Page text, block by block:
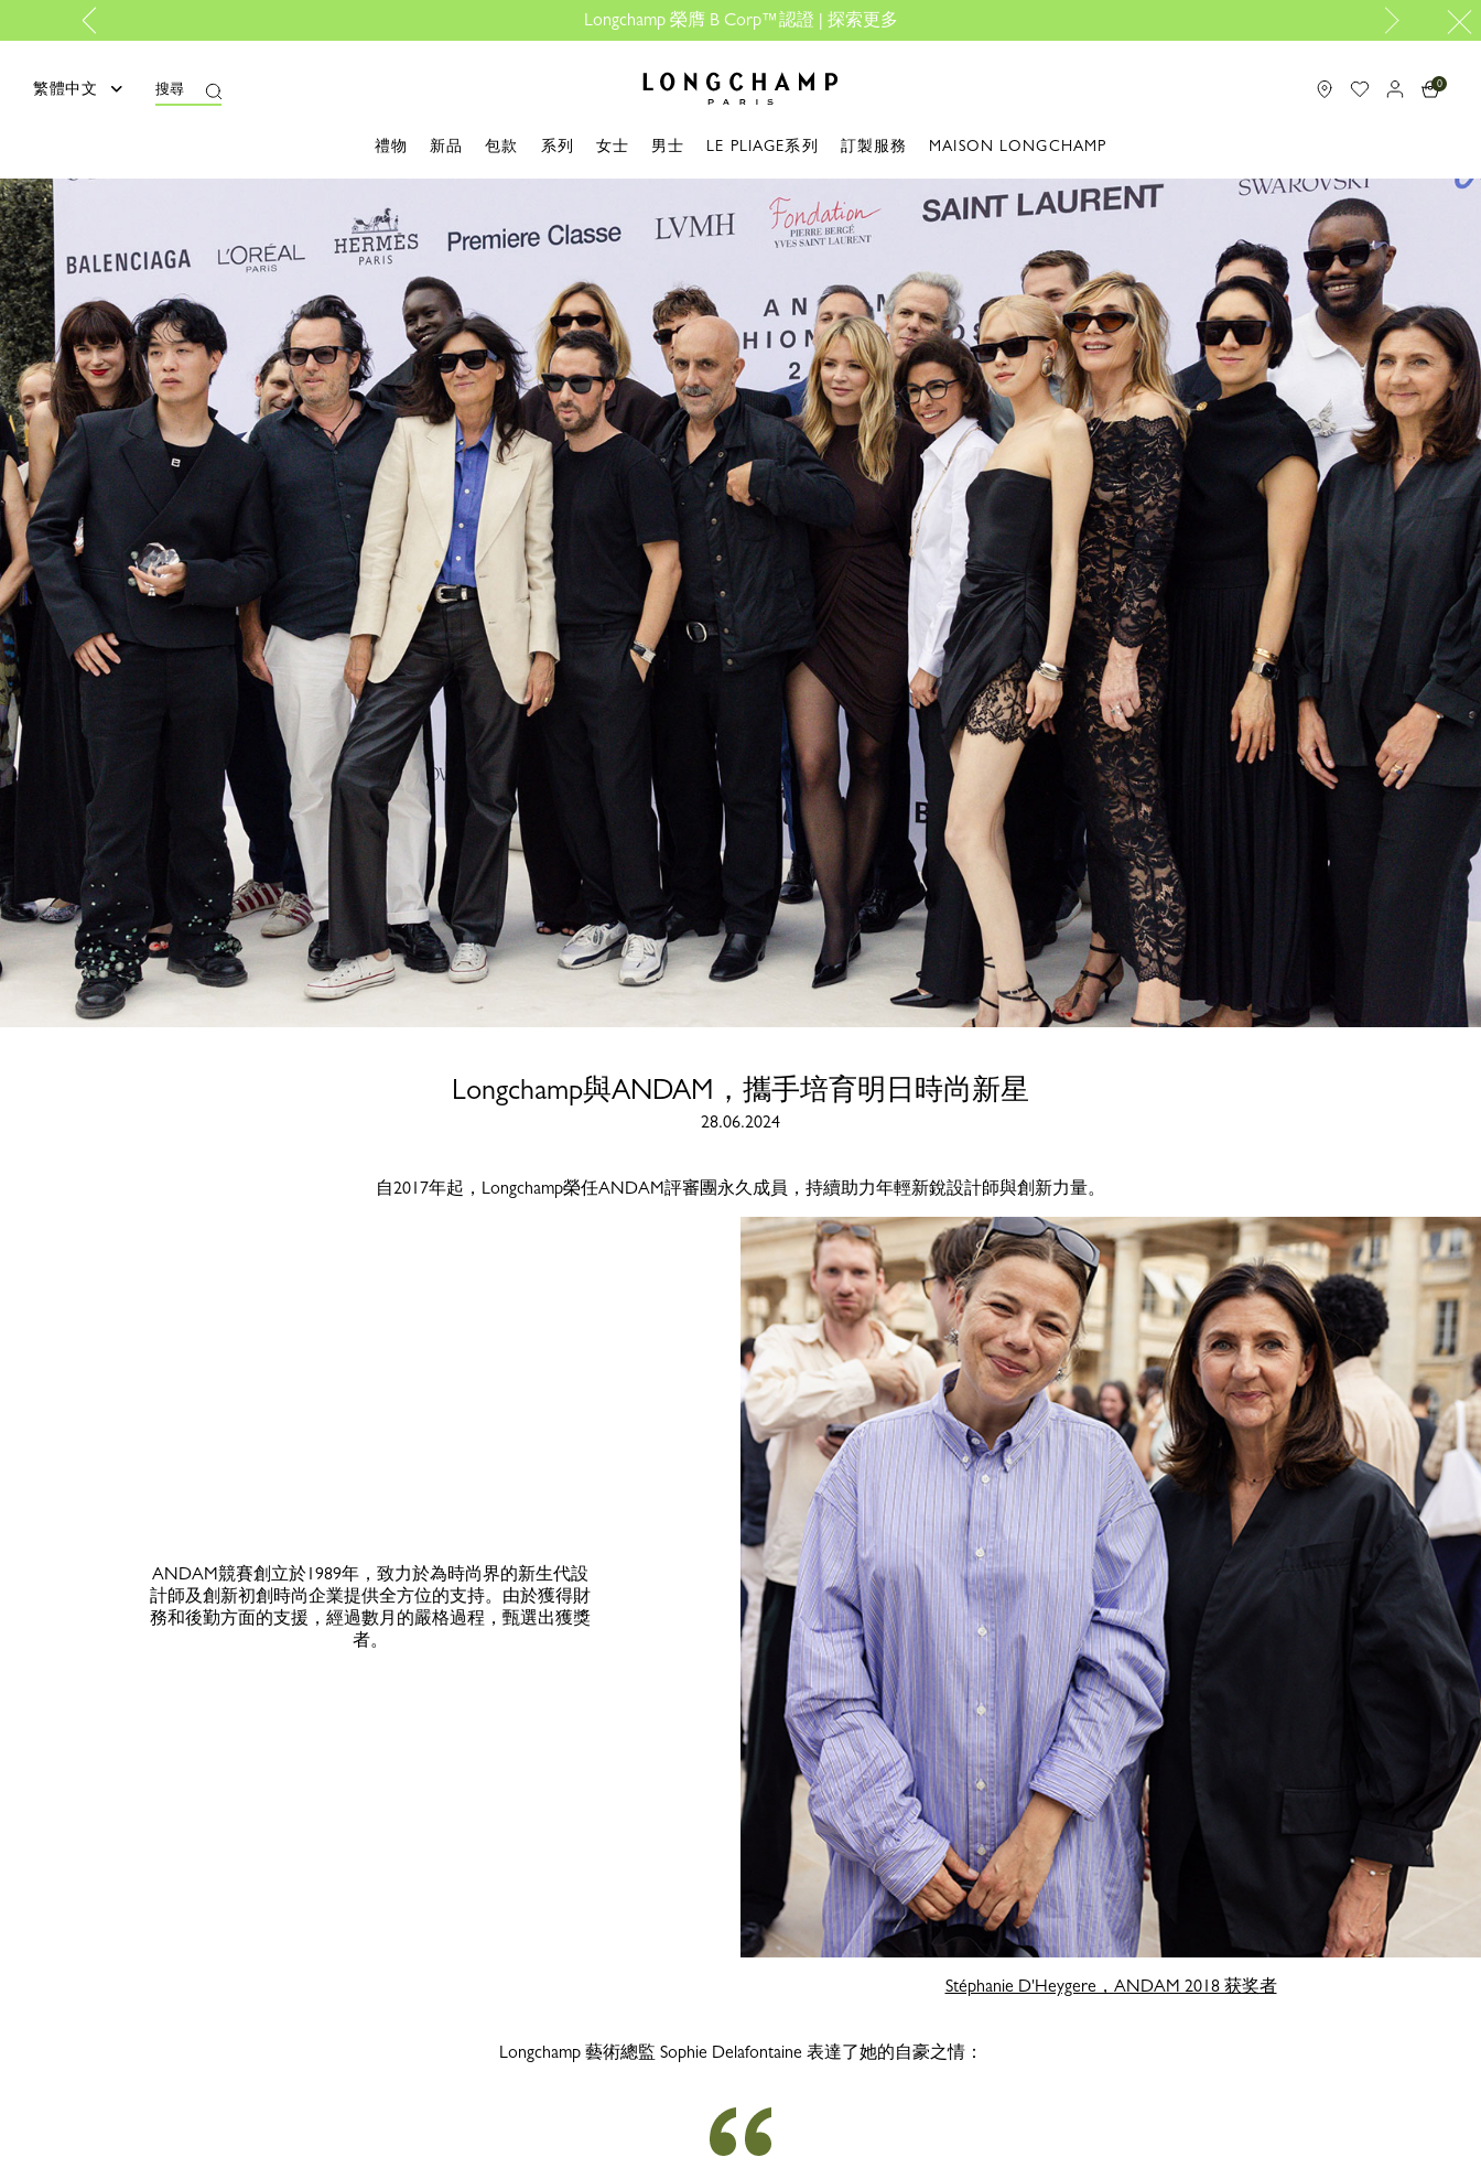
設計專屬您的My Pliage， 線上限定 |
繁體中文 搜尋 0
禮物 新品 包款 系列 女士 男士 LE PLIAGE系列 訂製服務 MAISON LONGCHAMP
Longchamp與ANDAM，攜手培育明日時尚新星
28.06.2024
自2017年起，Longchamp榮任ANDAM評審團永久成員，持續助力年輕新銳設計師與創新力量。
ANDAM競賽創立於1989年，致力於為時尚界的新生代設
計師及創新初創時尚企業提供全方位的支持。由於獲得財
務和後勤方面的支援，經過數月的嚴格過程，甄選出獲獎
者。
Stéphanie D'Heygere，ANDAM 2018 获奖者
Longchamp 藝術總監 Sophie Delafontaine 表達了她的自豪之情：